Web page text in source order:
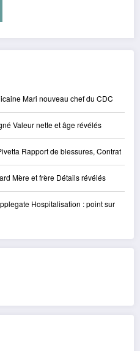
Mari nouveau chef du CDC
Valeur nette et âge révélés
Rapport de blessures, Contrat
Mère et frère Détails révélés
Hospitalisation : point sur